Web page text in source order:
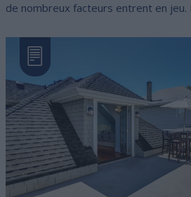
de nombreux facteurs entrent en jeu.